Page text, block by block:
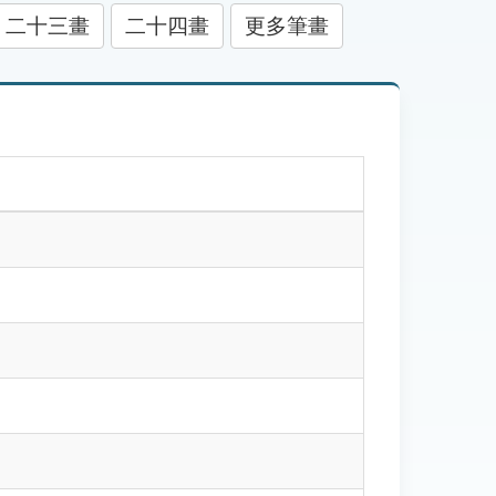
二十三畫 二十四畫 更多筆畫